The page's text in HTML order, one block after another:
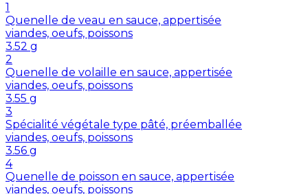
1
Quenelle de veau en sauce, appertisée
viandes, oeufs, poissons
3.52 g
2
Quenelle de volaille en sauce, appertisée
viandes, oeufs, poissons
3.55 g
3
Spécialité végétale type pâté, préemballée
viandes, oeufs, poissons
3.56 g
4
Quenelle de poisson en sauce, appertisée
viandes, oeufs, poissons